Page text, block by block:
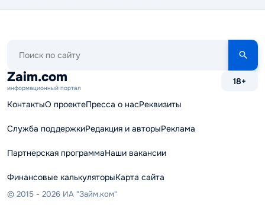
сайту
Zaim.com
информационный портал
18+
КонтактыО проектеПресса о насРеквизиты
Служба поддержкиРедакция и авторыРеклама
Партнерская программаНаши вакансии
Финансовые калькуляторыКарта сайта
© 2015 - 2026 ИА "Займ.ком"